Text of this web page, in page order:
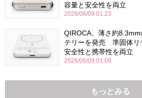
容量と安全性を両立
2026/06/09 01:23
QIROCA、薄さ約
テリーを発売 準固体リ
安全性と携帯性を両立
2026/06/09 01:08
もっとみる